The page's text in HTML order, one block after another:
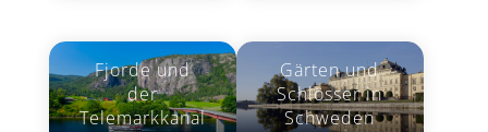
Fjorde und
der
Telemarkkanal
Gärten und
Schlösser in
Schweden